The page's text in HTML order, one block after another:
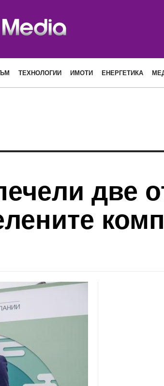
ТЕХНОЛОГИИ ИМОТИ ЕНЕРГЕТИКА
две